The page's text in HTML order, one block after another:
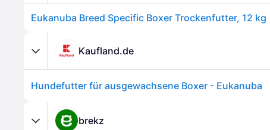
Eukanuba Breed Specific Boxer Trockenfutter, 12 kg
Kaufland.de
Hundefutter für ausgewachsene Boxer - Eukanuba
brekz